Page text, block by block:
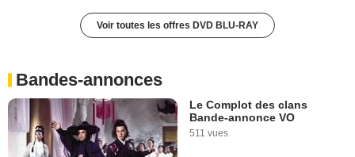
Voir toutes les offres DVD BLU-RAY
Bandes-annonces
Le Complot des clans
Bande-annonce VO
511 vues